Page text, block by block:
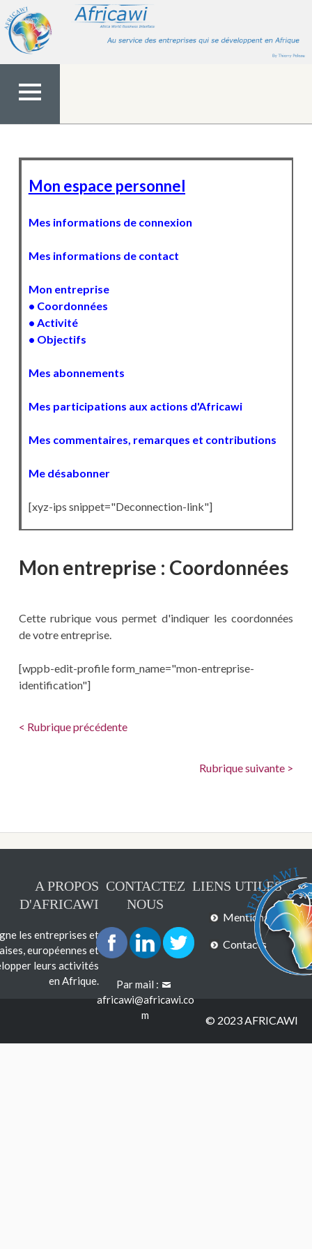
contenu
MENU
Mon espace personnel
Mes informations de connexion
Mes informations de contact
Mon entreprise
• Coordonnées
• Activité
• Objectifs
Mes abonnements
Mes participations aux actions d'Africawi
Mes commentaires, remarques et contributions
Me désabonner
[xyz-ips snippet="Deconnection-link"]
Mon entreprise : Coordonnées
Cette rubrique vous permet d'indiquer les coordonnées
de votre entreprise.
[wppb-edit-profile form_name="mon-entreprise-
identification"]
< Rubrique précédente
Rubrique suivante >
A PROPOS
D'AFRICAWI
les entreprises et
européennes et
leurs activités
en Afrique.
CONTACTEZ
NOUS
Par mail :
africawi@africawi.co
m
LIENS UTILES
Mentions légales
Contacts
© 2023 AFRICAWI